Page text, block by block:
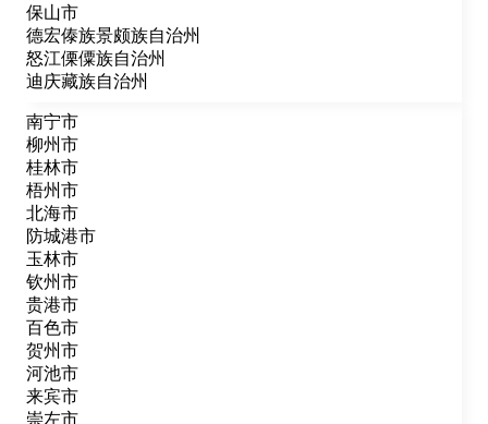
保山市
德宏傣族景颇族自治州
怒江傈僳族自治州
迪庆藏族自治州
南宁市
柳州市
桂林市
梧州市
北海市
防城港市
玉林市
钦州市
贵港市
百色市
贺州市
河池市
来宾市
崇左市